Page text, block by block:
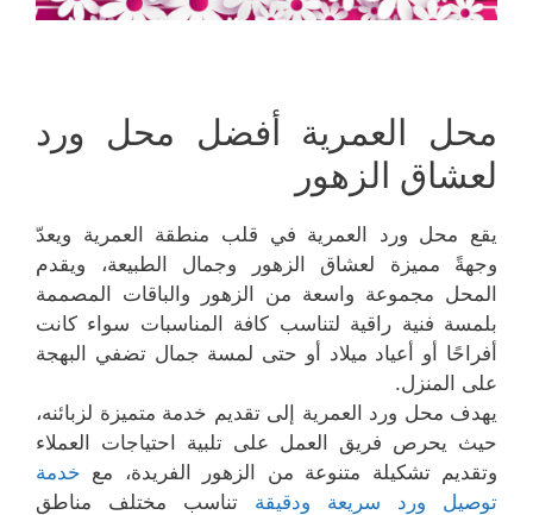
محل العمرية أفضل محل ورد
لعشاق الزهور
يقع محل ورد العمرية في قلب منطقة العمرية ويعدّ
وجهةً مميزة لعشاق الزهور وجمال الطبيعة، ويقدم
المحل مجموعة واسعة من الزهور والباقات المصممة
بلمسة فنية راقية لتناسب كافة المناسبات سواء كانت
أفراحًا أو أعياد ميلاد أو حتى لمسة جمال تضفي البهجة
على المنزل.
يهدف محل ورد العمرية إلى تقديم خدمة متميزة لزبائنه،
حيث يحرص فريق العمل على تلبية احتياجات العملاء
وتقديم تشكيلة متنوعة من الزهور الفريدة، مع خدمة
توصيل ورد سريعة ودقيقة تناسب مختلف مناطق